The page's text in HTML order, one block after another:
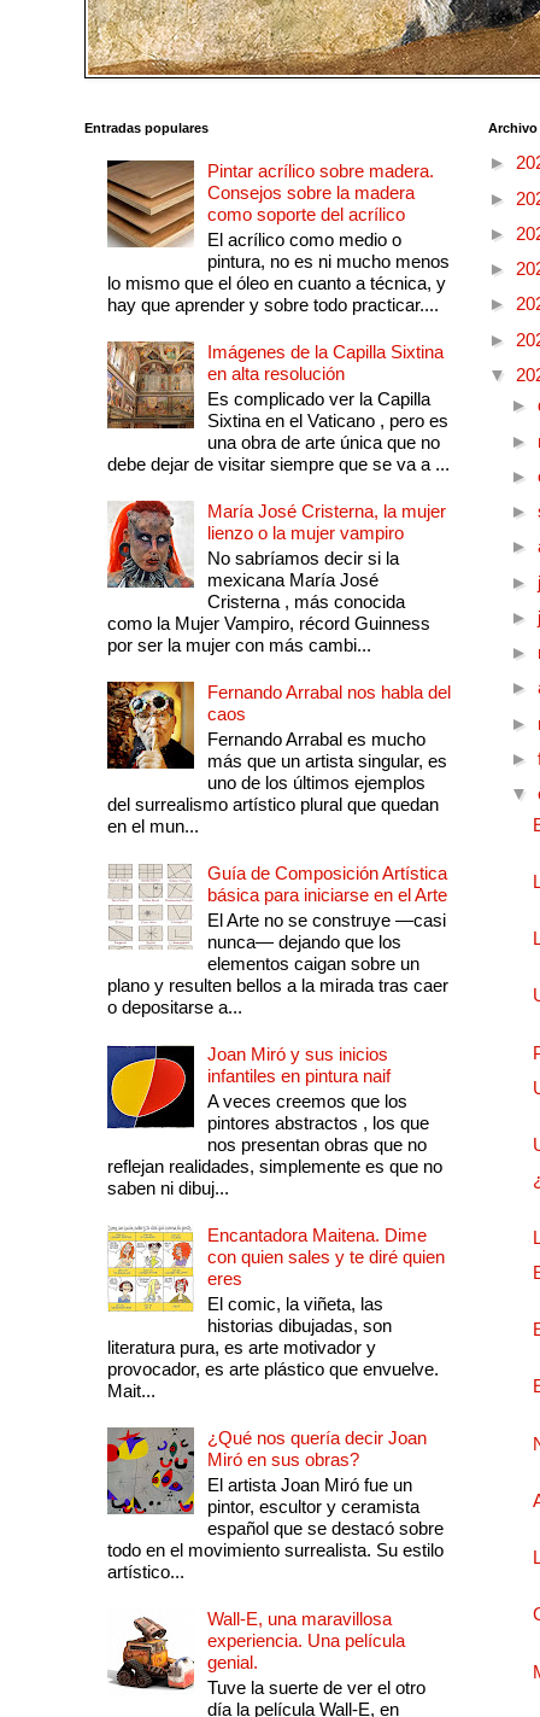
Entradas populares
Pintar acrílico sobre madera.
Consejos sobre la madera
como soporte del acrílico
El acrílico como medio o
pintura, no es ni mucho menos
lo mismo que el óleo en cuanto a técnica, y
hay que aprender y sobre todo practicar....
Imágenes de la Capilla Sixtina
en alta resolución
Es complicado ver la Capilla
Sixtina en el Vaticano , pero es
una obra de arte única que no
debe dejar de visitar siempre que se va a ...
María José Cristerna, la mujer
lienzo o la mujer vampiro
No sabríamos decir si la
mexicana María José
Cristerna , más conocida
como la Mujer Vampiro, récord Guinness
por ser la mujer con más cambi...
Fernando Arrabal nos habla del
caos
Fernando Arrabal es mucho
más que un artista singular, es
uno de los últimos ejemplos
del surrealismo artístico plural que quedan
en el mun...
Guía de Composición Artística
básica para iniciarse en el Arte
El Arte no se construye —casi
nunca— dejando que los
elementos caigan sobre un
plano y resulten bellos a la mirada tras caer
o depositarse a...
Joan Miró y sus inicios
infantiles en pintura naif
A veces creemos que los
pintores abstractos , los que
nos presentan obras que no
reflejan realidades, simplemente es que no
saben ni dibuj...
Encantadora Maitena. Dime
con quien sales y te diré quien
eres
El comic, la viñeta, las
historias dibujadas, son
literatura pura, es arte motivador y
provocador, es arte plástico que envuelve.
Mait...
¿Qué nos quería decir Joan
Miró en sus obras?
El artista Joan Miró fue un
pintor, escultor y ceramista
español que se destacó sobre
todo en el movimiento surrealista. Su estilo
artístico...
Wall-E, una maravillosa
experiencia. Una película
genial.
Tuve la suerte de ver el otro
día la película Wall-E, en
►
►
►
►
►
►
▼
►
►
►
►
►
►
►
►
►
►
►
▼